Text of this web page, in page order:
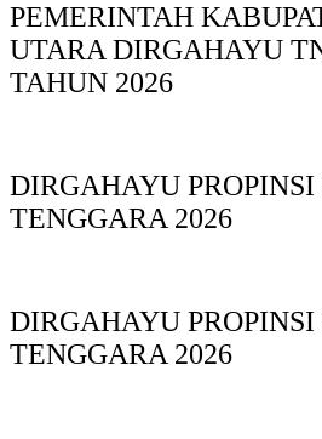
PEMERINTAH
UTARA DIRGAHAYU
TAHUN 2026
DIRGAHAYU
TENGGARA 2026
DIRGAHAYU
TENGGARA 2026